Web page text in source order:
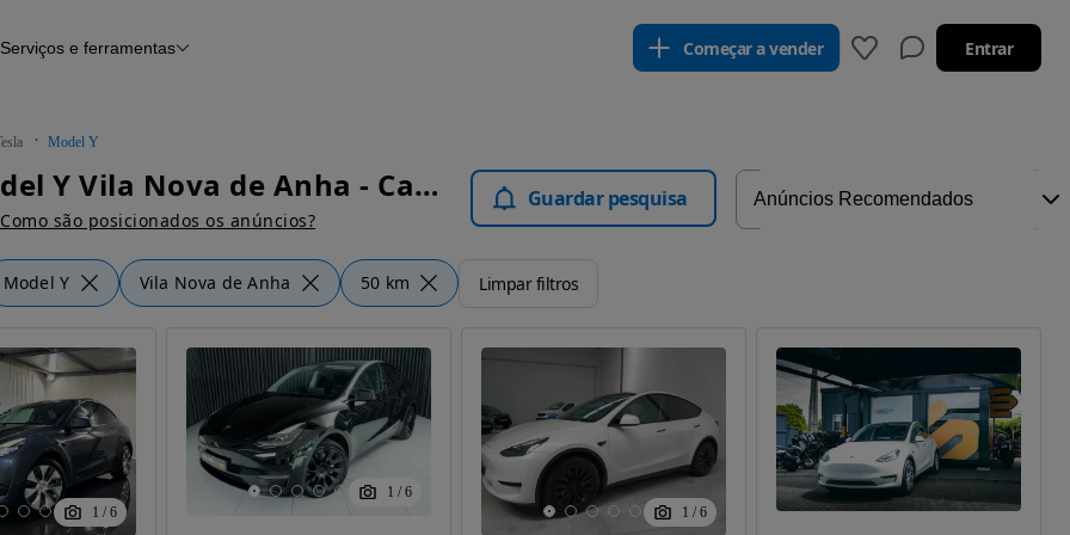
Histórico do veículo
Serviços e ferramentas Começar a vender Entrar
Model Y
Tesla Model Y Vila Nova de Anha - Carros
Como são posicionados os anúncios?
Guardar pesquisa
Model Y Vila Nova de Anha 50 km Limpar filtros
1 / 6
1 / 6
1 / 6